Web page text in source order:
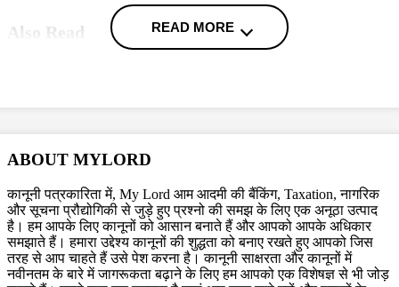
Also Read
सिग्नेचर व्यू अपार्टमेंट मामले में दिल्ली हाई कोर्ट का फैसला बरकरार, सुप्रीम
More News
इसके लिए बार एसोसिएशन ने इस मुद्दे पर सोमवार 24 मार्च को दोपहर 1:15 बजे
लाइब्रेरी हाल में जनरल बॉडी की मीटिंग तय की है. बार एसोसिएशन ने आगे लिखा कि
READ MORE
ABOUT MYLORD
कानूनी पत्रकारिता में, My Lord आम आदमी की बैंकिंग, Taxation, नागरिक
और सूचना प्रौद्योगिकी से जुड़े हुए प्रश्नो की समझ के लिए एक अनूठा उत्पाद
है। हम आपके लिए कानूनों को आसान बनाते हैं और आपको आपके अधिकार
समझाते हैं। हमारा उद्देश्य कानूनों की शुद्धता को बनाए रखते हुए आपको जिस
तरह से आप चाहते हैं उसे पेश करना है। कानूनी साक्षरता और कानूनों में
नवीनतम के बारे में जागरूकता बढ़ाने के लिए हम आपको एक विशेषज्ञ से भी जोड़